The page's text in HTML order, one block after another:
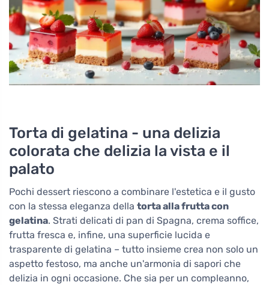
Torta di gelatina - una delizia
colorata che delizia la vista e il
palato
Pochi dessert riescono a combinare l'estetica e il gusto
con la stessa eleganza della torta alla frutta con
gelatina. Strati delicati di pan di Spagna, crema soffice,
frutta fresca e, infine, una superficie lucida e
trasparente di gelatina – tutto insieme crea non solo un
aspetto festoso, ma anche un'armonia di sapori che
delizia in ogni occasione. Che sia per un compleanno,